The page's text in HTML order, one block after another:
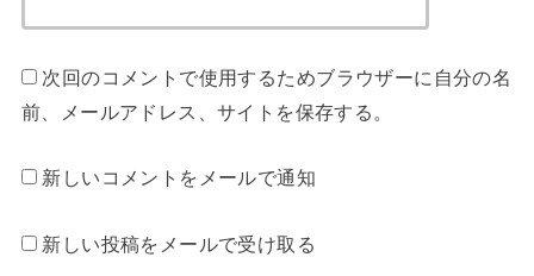
次回のコメントで使用するためブラウザーに自分の名
前、メールアドレス、サイトを保存する。
新しいコメントをメールで通知
新しい投稿をメールで受け取る